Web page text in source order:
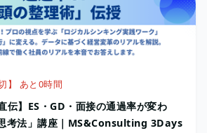
】 あと0時間
伝】ES・GD・面接の通過率が変わ
考法」講座｜MS&Consulting 3Days